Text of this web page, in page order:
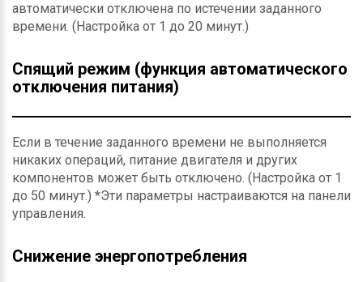
автоматически отключена по истечении заданного
времени. (Настройка от 1 до 20 минут.)
Спящий режим (функция автоматического
отключения питания)
Если в течение заданного времени не выполняется
никаких операций, питание двигателя и других
компонентов может быть отключено. (Настройка от 1
до 50 минут.) *Эти параметры настраиваются на панели
управления.
Снижение энергопотребления